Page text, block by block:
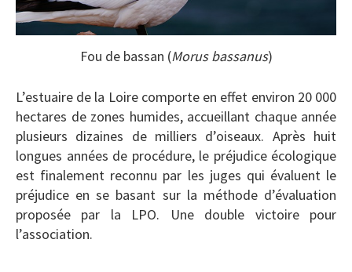
Fou de bassan (Morus bassanus)
L’estuaire de la Loire comporte en effet environ 20 000
hectares de zones humides, accueillant chaque année
plusieurs dizaines de milliers d’oiseaux. Après huit
longues années de procédure, le préjudice écologique
est finalement reconnu par les juges qui évaluent le
préjudice en se basant sur la méthode d’évaluation
proposée par la LPO. Une double victoire pour
l’association.